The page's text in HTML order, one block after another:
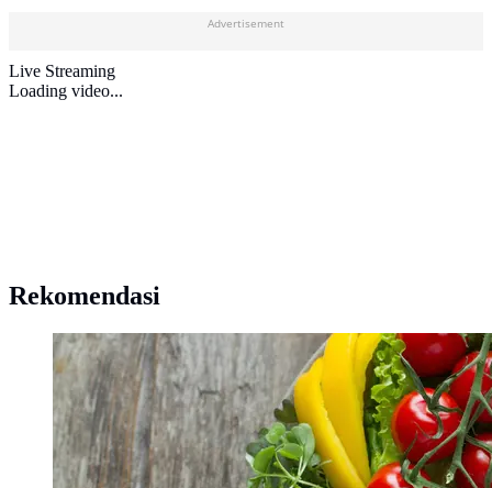
Advertisement
Live Streaming
Loading video...
Rekomendasi